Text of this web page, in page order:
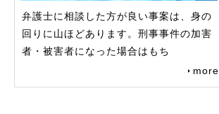
弁護士に相談した方が良い事案は、身の
回りに山ほどあります。刑事事件の加害
者・被害者になった場合はもち
more